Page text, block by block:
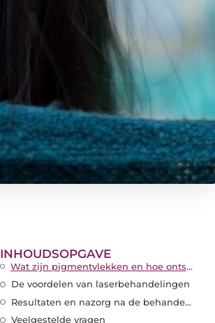
INHOUDSOPGAVE
Wat zijn pigmentvlekken en hoe ontstaan ze?
De voordelen van laserbehandelingen
Resultaten en nazorg na de behandeling
Veelgestelde vragen